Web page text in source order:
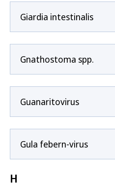
Giardia intestinalis
Gnathostoma spp.
Guanaritovirus
Gula febern-virus
H